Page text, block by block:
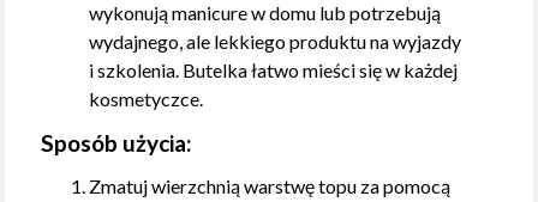
wykonują manicure w domu lub potrzebują
wydajnego, ale lekkiego produktu na wyjazdy
i szkolenia. Butelka łatwo mieści się w każdej
kosmetyczce.
Sposób użycia:
Zmatuj wierzchnią warstwę topu za pomocą